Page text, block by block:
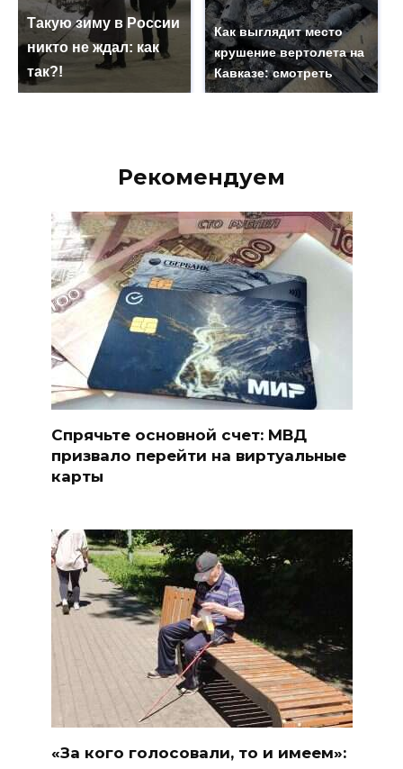
Такую зиму в России
никто не ждал: как
так?!
Как выглядит место
крушение вертолета на
Кавказе: смотреть
Рекомендуем
Спрячьте основной счет: МВД
призвало перейти на виртуальные
карты
«За кого голосовали, то и имеем»: